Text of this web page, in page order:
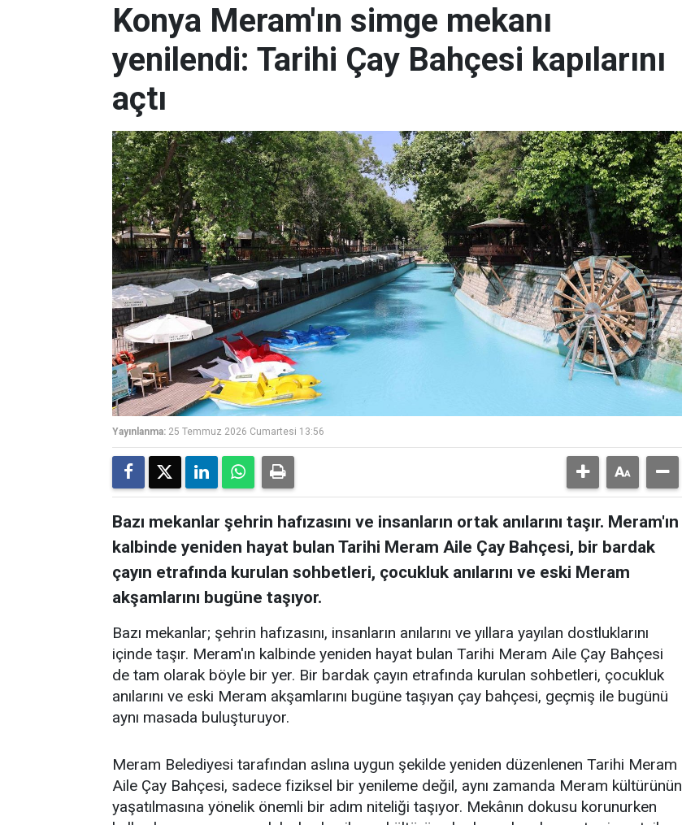
Konya Meram'ın simge mekanı
yenilendi: Tarihi Çay Bahçesi kapılarını
açtı
Yayınlanma: 25 Temmuz 2026 Cumartesi 13:56
Bazı mekanlar şehrin hafızasını ve insanların ortak anılarını taşır. Meram'ın
kalbinde yeniden hayat bulan Tarihi Meram Aile Çay Bahçesi, bir bardak
çayın etrafında kurulan sohbetleri, çocukluk anılarını ve eski Meram
akşamlarını bugüne taşıyor.
Bazı mekanlar; şehrin hafızasını, insanların anılarını ve yıllara yayılan dostluklarını
içinde taşır. Meram'ın kalbinde yeniden hayat bulan Tarihi Meram Aile Çay Bahçesi
de tam olarak böyle bir yer. Bir bardak çayın etrafında kurulan sohbetleri, çocukluk
anılarını ve eski Meram akşamlarını bugüne taşıyan çay bahçesi, geçmiş ile bugünü
aynı masada buluşturuyor.
Meram Belediyesi tarafından aslına uygun şekilde yeniden düzenlenen Tarihi Meram
Aile Çay Bahçesi, sadece fiziksel bir yenileme değil, aynı zamanda Meram kültürünün
yaşatılmasına yönelik önemli bir adım niteliği taşıyor. Mekânın dokusu korunurken